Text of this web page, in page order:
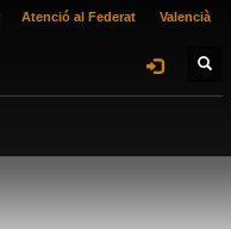
Atenció al Federat Valencià